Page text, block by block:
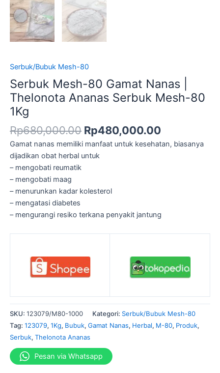
Serbuk/Bubuk Mesh-80
Serbuk Mesh-80 Gamat Nanas |
Thelonota Ananas Serbuk Mesh-80
1Kg
Rp680,000.00 Rp480,000.00
Gamat nanas memiliki manfaat untuk kesehatan, biasanya
dijadikan obat herbal untuk
– mengobati reumatik
– mengobati maag
– menurunkan kadar kolesterol
– mengatasi diabetes
– mengurangi resiko terkana penyakit jantung
SKU: 123079/M80-1000 Kategori: Serbuk/Bubuk Mesh-80
Tag: 123079, 1Kg, Bubuk, Gamat Nanas, Herbal, M-80, Produk,
Serbuk, Thelonota Ananas
Pesan via Whatsapp